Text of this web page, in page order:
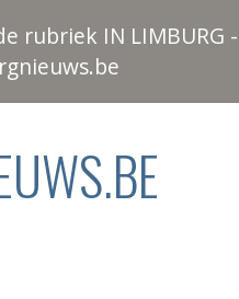
rubriek IN